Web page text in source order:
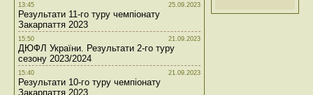
13:45 25.09.2023
Результати 11-го туру чемпіонату
Закарпаття 2023
15:50 21.09.2023
ДЮФЛ України. Результати 2-го туру
сезону 2023/2024
15:40 21.09.2023
Результати 10-го туру чемпіонату
Закарпаття 2023